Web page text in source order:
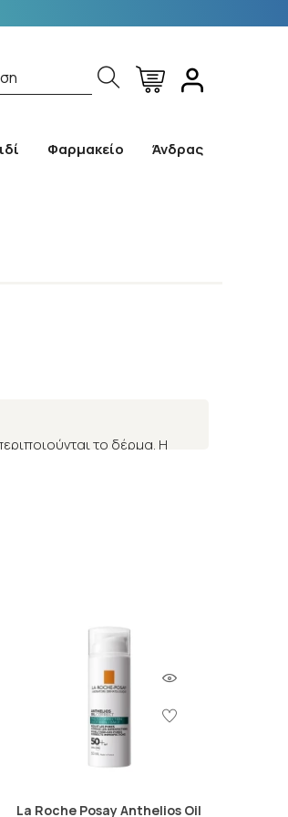
Φαρμακείο Άνδρας
το δέρμα. Η
ή κατάλοιπα στο δέρμα.
La Roche Posay Anthelios Oil